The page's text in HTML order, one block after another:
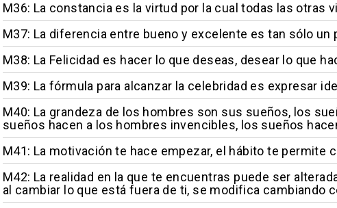
M36: La constancia es la virtud por la cual todas las otras
M37: La diferencia entre bueno y excelente es tan sólo
M38: La Felicidad es hacer lo que deseas, desear lo que
M39: La fórmula para alcanzar la celebridad es expresar
M40: La grandeza de los hombres son sus sueños, los
sueños hacen a los hombres invencibles, los sueños
M41: La motivación te hace empezar, el hábito te permite
M42: La realidad en la que te encuentras puede ser
al cambiar lo que está fuera de ti, se modifica cambiando